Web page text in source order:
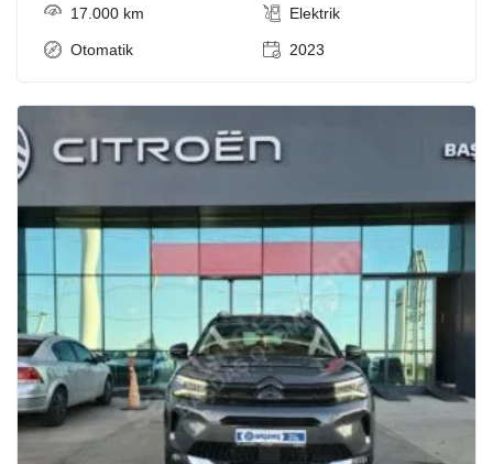
17.000 km Elektrik
Otomatik 2023